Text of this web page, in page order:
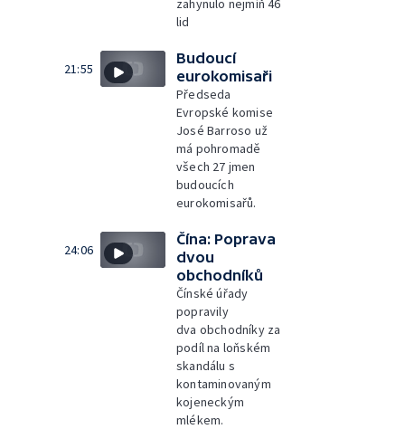
lid
21:55
Budoucí
eurokomisaři
Předseda
Evropské komise
José Barroso už
má pohromadě
všech 27 jmen
budoucích
eurokomisařů.
24:06
Čína: Poprava
dvou
obchodníků
Čínské úřady
popravily
dva obchodníky za
podíl na loňském
skandálu s
kontaminovaným
kojeneckým
mlékem.